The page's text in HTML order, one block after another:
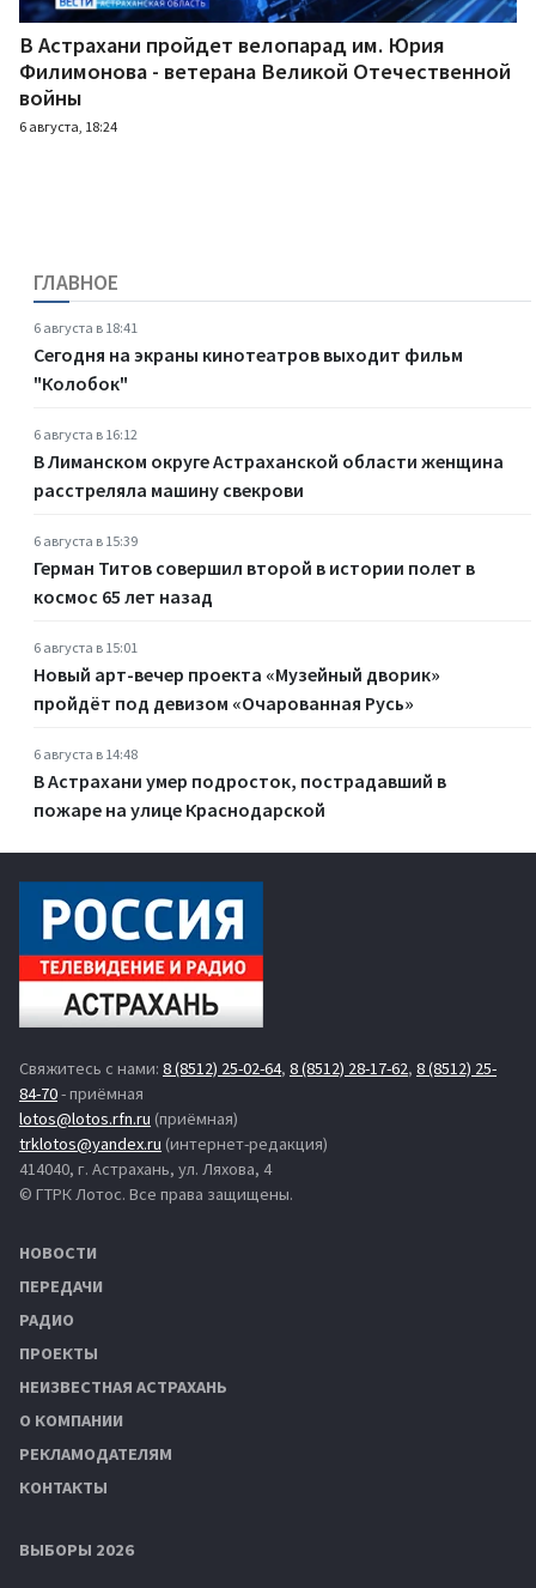
В Астрахани пройдет велопарад им. Юрия
Филимонова - ветерана Великой Отечественной
войны
6 августа, 18:24
ГЛАВНОЕ
6 августа в 18:41
Сегодня на экраны кинотеатров выходит фильм
"Колобок"
6 августа в 16:12
В Лиманском округе Астраханской области женщина
расстреляла машину свекрови
6 августа в 15:39
Герман Титов совершил второй в истории полет в
космос 65 лет назад
6 августа в 15:01
Новый арт-вечер проекта «Музейный дворик»
пройдёт под девизом «Очарованная Русь»
6 августа в 14:48
В Астрахани умер подросток, пострадавший в
пожаре на улице Краснодарской
Свяжитесь с нами: 8 (8512) 25-02-64, 8 (8512) 28-17-62, 8 (8512) 25-
84-70- приёмная
lotos@lotos.rfn.ru (приёмная)
trklotos@yandex.ru (интернет-редакция)
414040, г. Астрахань, ул. Ляхова, 4
© ГТРК Лотос. Все права защищены.
НОВОСТИ
ПЕРЕДАЧИ
РАДИО
ПРОЕКТЫ
НЕИЗВЕСТНАЯ АСТРАХАНЬ
О КОМПАНИИ
РЕКЛАМОДАТЕЛЯМ
КОНТАКТЫ
ВЫБОРЫ 2026